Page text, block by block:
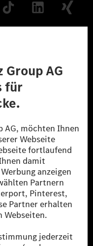
vorbehalten.
Benz Group durch
werden.
von MB.CHARGE
Sofern an der jeweiligen
Energien vorliegt,
Diese stellen
Public eine äquivalente
eingespeist wird.
die jünger
vorgeschriebenen
Light vehicles Test